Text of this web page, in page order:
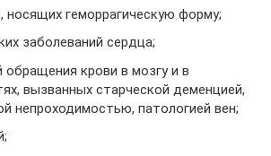
носящих геморрагическую форму;
заболеваний сердца;
обращения крови в мозгу и в
вызванных старческой деменцией,
непроходимостью, патологией вен;